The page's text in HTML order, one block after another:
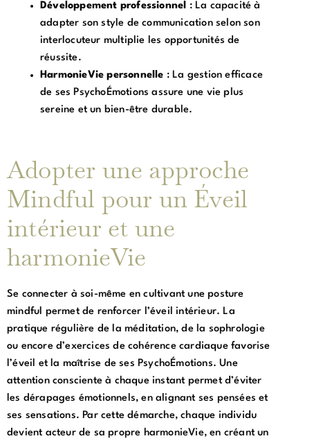
Développement professionnel : La capacité à
adapter son style de communication selon son
interlocuteur multiplie les opportunités de
réussite.
HarmonieVie personnelle : La gestion efficace
de ses PsychoÉmotions assure une vie plus
sereine et un bien-être durable.
Adopter une approche
Mindful pour un Éveil
intérieur et une
harmonieVie
Se connecter à soi-même en cultivant une posture
mindful permet de renforcer l’éveil intérieur. La
pratique régulière de la méditation, de la sophrologie
ou encore d’exercices de cohérence cardiaque favorise
l’éveil et la maîtrise de ses PsychoÉmotions. Une
attention consciente à chaque instant permet d’éviter
les dérapages émotionnels, en alignant ses pensées et
ses sensations. Par cette démarche, chaque individu
devient acteur de sa propre harmonieVie, en créant un